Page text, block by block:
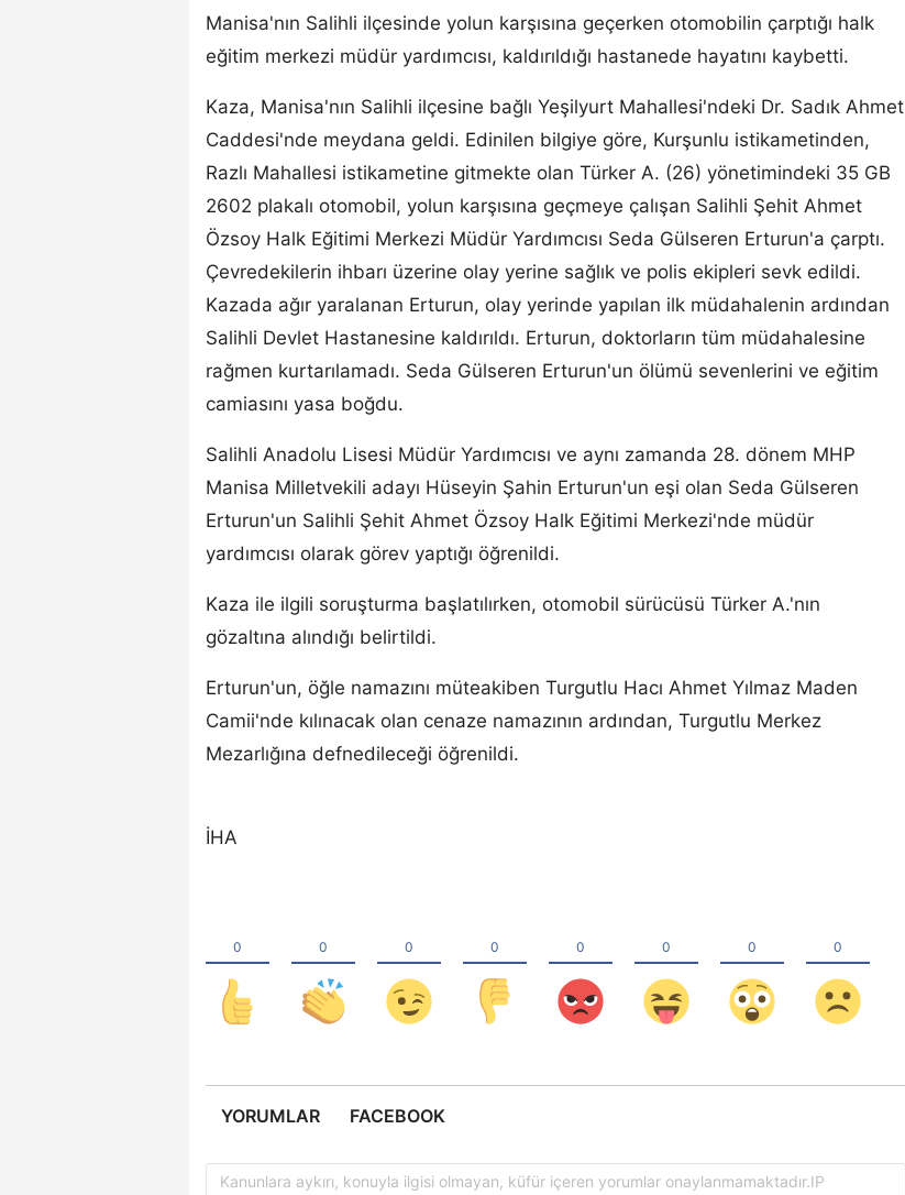
Manisa'nın Salihli ilçesinde yolun karşısına geçerken otomobilin çarptığı halk
eğitim merkezi müdür yardımcısı, kaldırıldığı hastanede hayatını kaybetti.
Kaza, Manisa'nın Salihli ilçesine bağlı Yeşilyurt Mahallesi'ndeki Dr. Sadık Ahmet
Caddesi'nde meydana geldi. Edinilen bilgiye göre, Kurşunlu istikametinden,
Razlı Mahallesi istikametine gitmekte olan Türker A. (26) yönetimindeki 35 GB
2602 plakalı otomobil, yolun karşısına geçmeye çalışan Salihli Şehit Ahmet
Özsoy Halk Eğitimi Merkezi Müdür Yardımcısı Seda Gülseren Erturun'a çarptı.
Çevredekilerin ihbarı üzerine olay yerine sağlık ve polis ekipleri sevk edildi.
Kazada ağır yaralanan Erturun, olay yerinde yapılan ilk müdahalenin ardından
Salihli Devlet Hastanesine kaldırıldı. Erturun, doktorların tüm müdahalesine
rağmen kurtarılamadı. Seda Gülseren Erturun'un ölümü sevenlerini ve eğitim
camiasını yasa boğdu.
Salihli Anadolu Lisesi Müdür Yardımcısı ve aynı zamanda 28. dönem MHP
Manisa Milletvekili adayı Hüseyin Şahin Erturun'un eşi olan Seda Gülseren
Erturun'un Salihli Şehit Ahmet Özsoy Halk Eğitimi Merkezi'nde müdür
yardımcısı olarak görev yaptığı öğrenildi.
Kaza ile ilgili soruşturma başlatılırken, otomobil sürücüsü Türker A.'nın
gözaltına alındığı belirtildi.
Erturun'un, öğle namazını müteakiben Turgutlu Hacı Ahmet Yılmaz Maden
Camii'nde kılınacak olan cenaze namazının ardından, Turgutlu Merkez
Mezarlığına defnedileceği öğrenildi.
İHA
YORUMLAR FACEBOOK